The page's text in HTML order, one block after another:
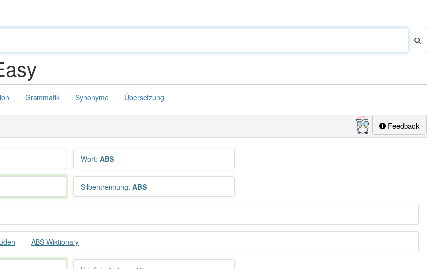
Grammatik Synonyme Übersetzung
Feedback
Wort: ABS
Silbentrennung: ABS
ABS Wiktionary